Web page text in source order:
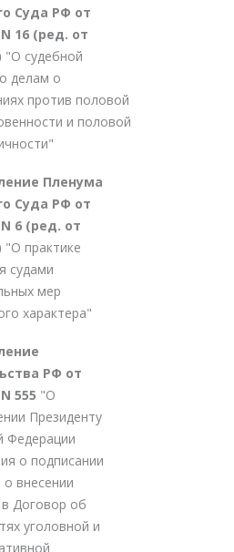
Суда РФ от
N 16 (ред. от
"О судебной
делам о
против половой
и половой
Пленума
Суда РФ от
N 6 (ред. от
"О практике
судами
мер
характера"
РФ от
555 "О
Президенту
Федерации
о подписании
внесении
Договор об
уголовной и